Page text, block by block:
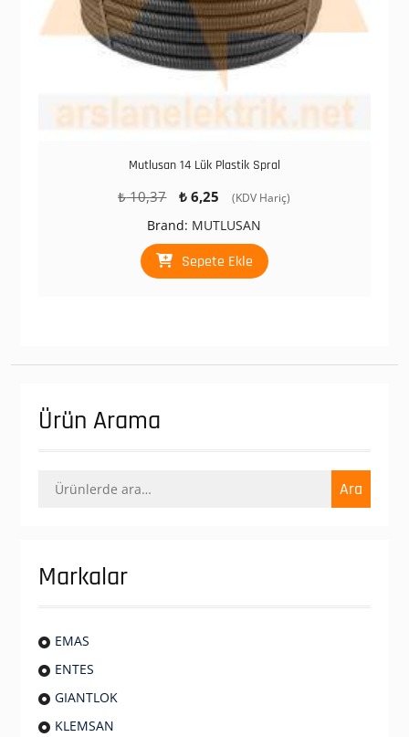
Mutlusan 14 Lük Plastik Spral
₺10,37
Orijinal
₺ 10,37.
₺ 6,25
Şu
fiyat:
₺ 6,25.
(KDV Hariç)
Brand: MUTLUSAN
Sepete Ekle
Ürün Arama
Ara: Ara
Markalar
EMAS
ENTES
GIANTLOK
KLEMSAN